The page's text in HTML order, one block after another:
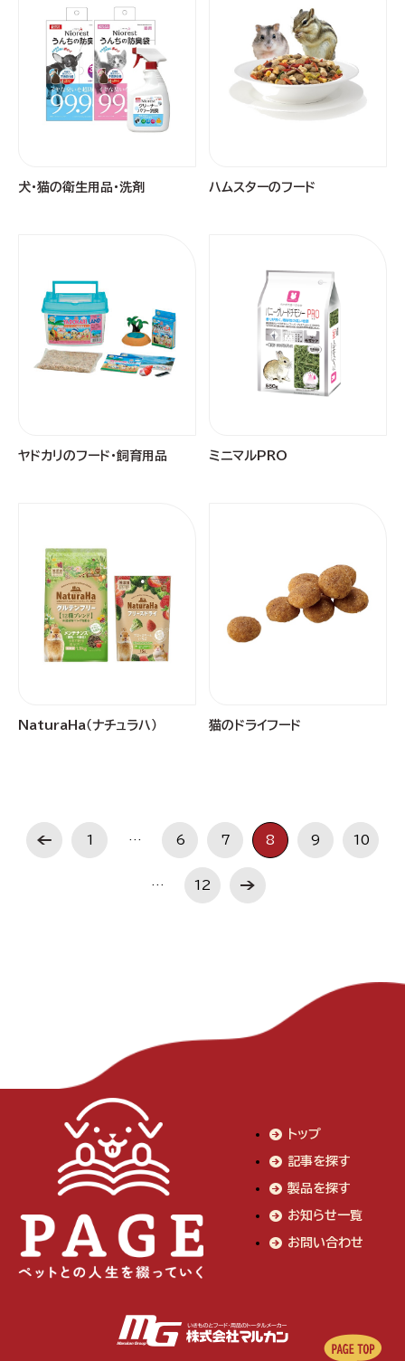
犬・猫の衛生用品・洗剤 ハムスターのフード
ヤドカリのフード・飼育用品 ミニマルPRO
NaturaHa（ナチュラハ） 猫のドライフード
1 … 6 7 8 9 10
… 12
トップ
記事を探す
製品を探す
お知らせ一覧
お問い合わせ